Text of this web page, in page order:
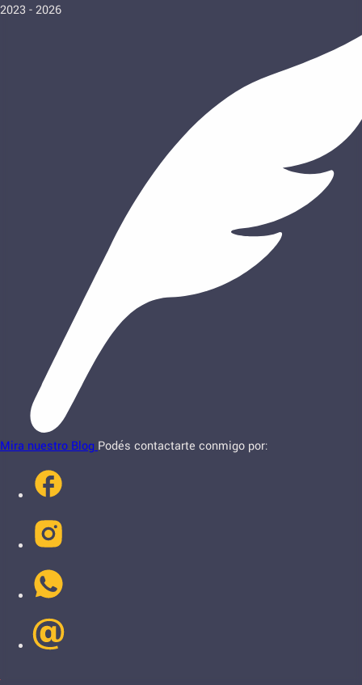
2023 - 2026
Mira nuestro Blog Podés contactarte conmigo por: